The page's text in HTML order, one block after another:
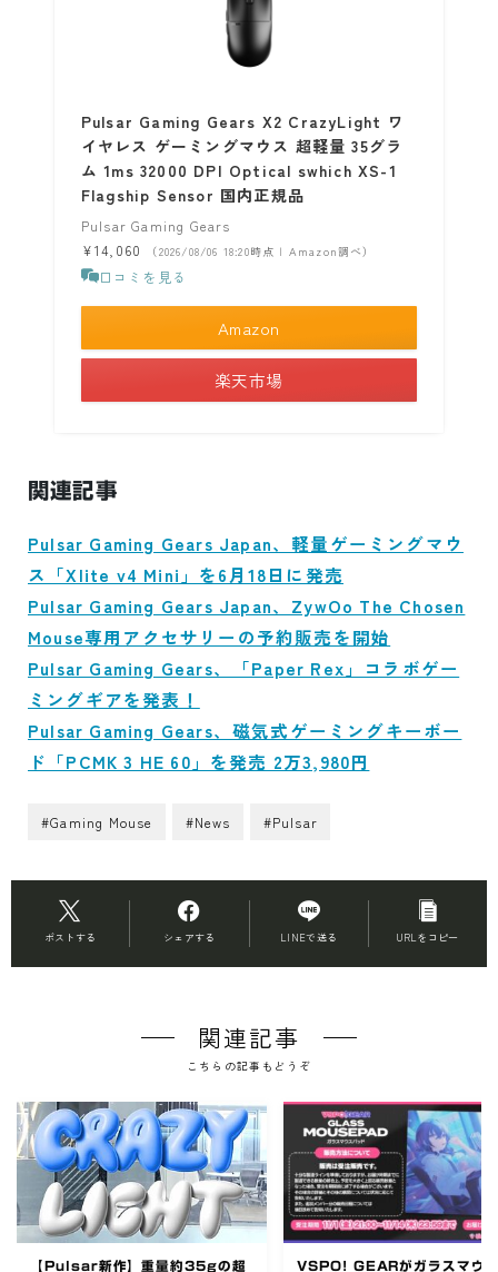
Pulsar Gaming Gears X2 CrazyLight ワ
イヤレス ゲーミングマウス 超軽量 35グラ
ム 1ms 32000 DPI Optical swhich XS-1
Flagship Sensor 国内正規品
Pulsar Gaming Gears
¥14,060
（2026/08/06 18:20時点 | Amazon調べ）
口コミを見る
Amazon
楽天市場
関連記事
Pulsar Gaming Gears Japan、軽量ゲーミングマウ
ス「Xlite v4 Mini」を6月18日に発売
Pulsar Gaming Gears Japan、ZywOo The Chosen
Mouse専用アクセサリーの予約販売を開始
Pulsar Gaming Gears、「Paper Rex」コラボゲー
ミングギアを発表！
Pulsar Gaming Gears、磁気式ゲーミングキーボー
ド「PCMK 3 HE 60」を発売 2万3,980円
#Gaming Mouse #News #Pulsar
ポストする シェアする LINEで送る URLをコピー
関連記事
こちらの記事もどうぞ
【Pulsar新作】重量約35gの超 VSPO! GEARがガラスマウ